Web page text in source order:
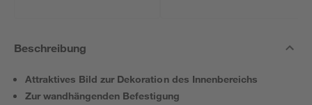
Beschreibung
Attraktives Bild zur Dekoration des Innenbereichs
Zur wandhängenden Befestigung